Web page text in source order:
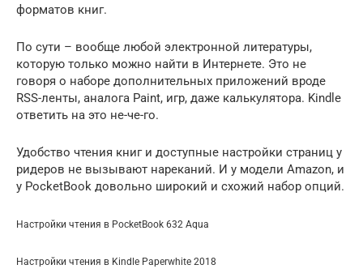
форматов книг.
По сути – вообще любой электронной литературы,
которую только можно найти в Интернете. Это не
говоря о наборе дополнительных приложений вроде
RSS-ленты, аналога Paint, игр, даже калькулятора. Kindle
ответить на это не-че-го.
Удобство чтения книг и доступные настройки страниц у
ридеров не вызывают нареканий. И у модели Amazon, и
у PocketBook довольно широкий и схожий набор опций.
Настройки чтения в PocketBook 632 Aqua
Настройки чтения в Kindle Paperwhite 2018